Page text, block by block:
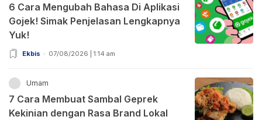
6 Cara Mengubah Bahasa Di Aplikasi
Gojek! Simak Penjelasan Lengkapnya
Yuk!
Ekbis 07/08/2026 | 1:14 am
Umam
7 Cara Membuat Sambal Geprek
Kekinian dengan Rasa Brand Lokal